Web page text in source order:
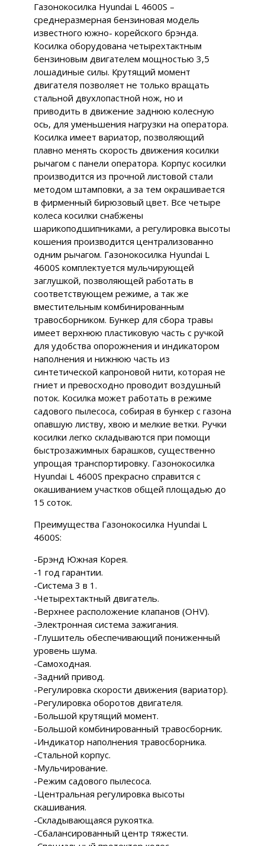
Газонокосилка Hyundai L 4600S –
среднеразмерная бензиновая модель
известного южно- корейского брэнда.
Косилка оборудована четырехтактным
бензиновым двигателем мощностью 3,5
лошадиные силы. Крутящий момент
двигателя позволяет не только вращать
стальной двухлопастной нож, но и
приводить в движение заднюю колесную
ось, для уменьшения нагрузки на оператора.
Косилка имеет вариатор, позволяющий
плавно менять скорость движения косилки
рычагом с панели оператора. Корпус косилки
производится из прочной листовой стали
методом штамповки, а за тем окрашивается
в фирменный бирюзовый цвет. Все четыре
колеса косилки снабжены
шарикоподшипниками, а регулировка высоты
кошения производится централизованно
одним рычагом. Газонокосилка Hyundai L
4600S комплектуется мульчирующей
заглушкой, позволяющей работать в
соответствующем режиме, а так же
вместительным комбинированным
травосборником. Бункер для сбора травы
имеет верхнюю пластиковую часть с ручкой
для удобства опорожнения и индикатором
наполнения и нижнюю часть из
синтетической капроновой нити, которая не
гниет и превосходно проводит воздушный
поток. Косилка может работать в режиме
садового пылесоса, собирая в бункер с газона
опавшую листву, хвою и мелкие ветки. Ручки
косилки легко складываются при помощи
быстрозажимных барашков, существенно
упрощая транспортировку. Газонокосилка
Hyundai L 4600S прекрасно справится с
окашиванием участков общей площадью до
15 соток.
Преимущества Газонокосилка Hyundai L
4600S:
-Брэнд Южная Корея.
-1 год гарантии.
-Система 3 в 1.
-Четырехтактный двигатель.
-Верхнее расположение клапанов (OHV).
-Электронная система зажигания.
-Глушитель обеспечивающий пониженный
уровень шума.
-Самоходная.
-Задний привод.
-Регулировка скорости движения (вариатор).
-Регулировка оборотов двигателя.
-Большой крутящий момент.
-Большой комбинированный травосборник.
-Индикатор наполнения травосборника.
-Стальной корпус.
-Мульчирование.
-Режим садового пылесоса.
-Центральная регулировка высоты
скашивания.
-Складывающаяся рукоятка.
-Сбалансированный центр тяжести.